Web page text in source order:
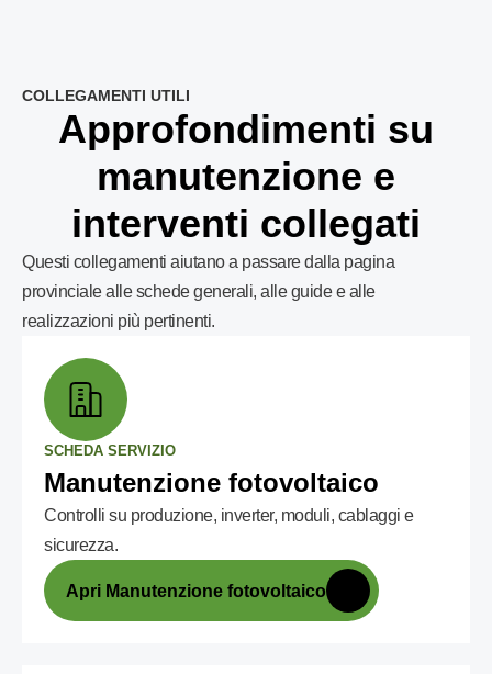
COLLEGAMENTI UTILI
Approfondimenti su
manutenzione e
interventi collegati
Questi collegamenti aiutano a passare dalla pagina
provinciale alle schede generali, alle guide e alle
realizzazioni più pertinenti.
SCHEDA SERVIZIO
Manutenzione fotovoltaico
Controlli su produzione, inverter, moduli, cablaggi e
sicurezza.
Apri Manutenzione fotovoltaico